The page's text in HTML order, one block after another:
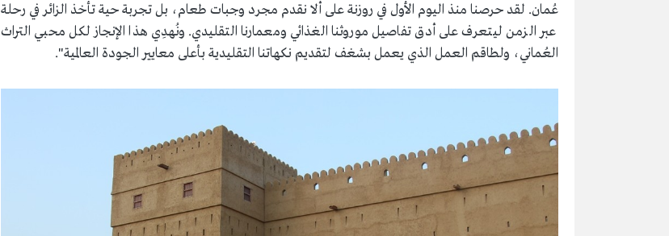
عُمان. لقد حرصنا منذ اليوم الأول في روزنة على ألا نقدم مجرد وجبات طعام، بل تجربة حية تأخذ الزائر في رحلة
عبر الزمن ليتعرف على أدق تفاصيل موروثنا الغذائي ومعمارنا التقليدي. ونُهدِي هذا الإنجاز لكل محبي التراث
العُماني، ولطاقم العمل الذي يعمل بشغف لتقديم نكهاتنا التقليدية بأعلى معايير الجودة العالمية".